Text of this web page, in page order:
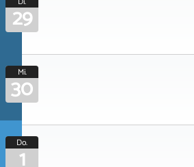
29
Mi.
30
Do.
1